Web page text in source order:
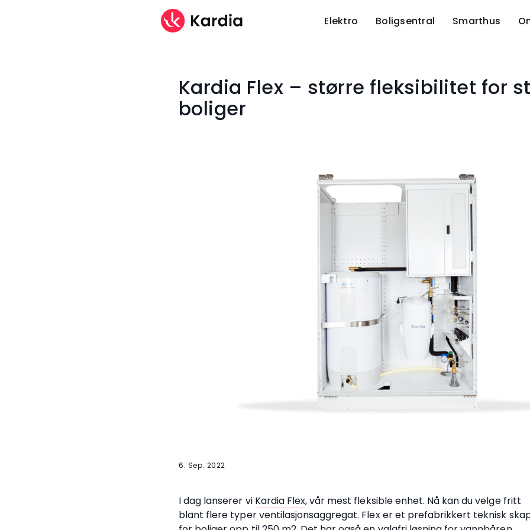
Elektro Boligsentral Smarthus
Kardia Flex – større fleksibilitet for
boliger
6. Sep. 2022
I dag lanserer vi Kardia Flex, vår mest fleksible enhet. Nå kan du velge fritt
blant flere typer ventilasjonsaggregat. Flex er et prefabrikkert teknisk